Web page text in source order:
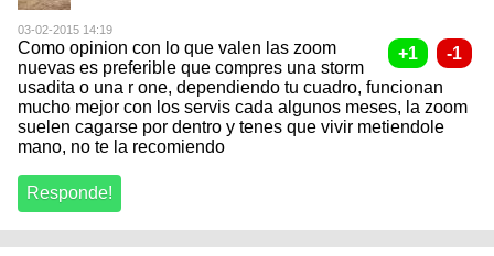
03-02-2015 14:19
Como opinion con lo que valen las zoom
nuevas es preferible que compres una storm
usadita o una r one, dependiendo tu cuadro, funcionan
mucho mejor con los servis cada algunos meses, la zoom
suelen cagarse por dentro y tenes que vivir metiendole
mano, no te la recomiendo